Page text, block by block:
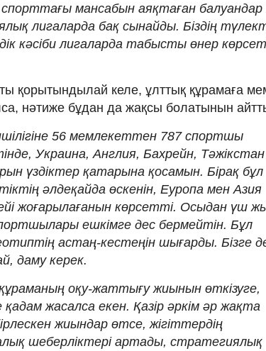
мансабын аяқтаған балуандар
лигаларда бақ сынайды. Біздің
кәсіби лигаларда табысты өнер
қорытындылай келе, ұлттық құрамаға
нәтиже бұдан да жақсы болатынын
56 мемлекеттен 787 спортшы
Украина, Англия, Бахрейн,
үздіктер қатарына қосамын. Бірақ бұл
әлдеқайда өскенін, Еуропа мен Азия
жоғарылағанын көрсетті. Осыдан үш
ешкімге дес бермейтін. Бұл
астаң-кестеңін шығарды. Бізге
даму керек.
оқу-жаттығу жиынын өткізуге,
қадам жасалса екен. Қазір әркім әр жақта
жиындар өтсе, жігіттердің
шеберліктері артады, стратегиялық